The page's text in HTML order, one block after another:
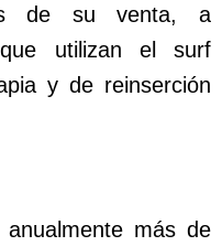
de su venta, a
que utilizan el surf
y de reinserción
más de